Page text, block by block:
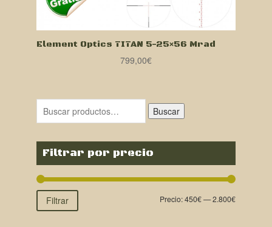
Element Optics TITAN 5-25×56 Mrad
799,00€
Buscar
Filtrar por precio
Filtrar Precio:450€—2.800€